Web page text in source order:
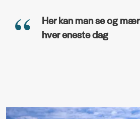
Her kan man se og
hver eneste dag